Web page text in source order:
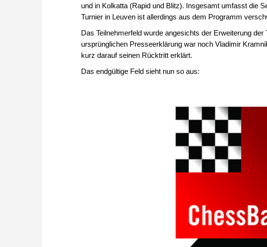
und in Kolkatta (Rapid und Blitz). Insgesamt umfasst die
Turnier in Leuven ist allerdings aus dem Programm
Das Teilnehmerfeld wurde angesichts der Erweiterung
ursprünglichen Presseerklärung war noch Vladimir
kurz darauf seinen Rücktritt erklärt.
Das endgültige Feld sieht nun so aus: